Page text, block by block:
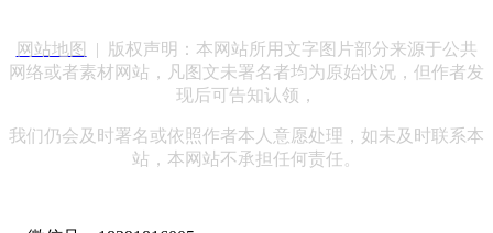
网站地图
| 版权声明：本网站所用文字图片部分来源于公共
网络或者素材网站，凡图文未署名者均为原始状况，但作者发
现后可告知认领，
我们仍会及时署名或依照作者本人意愿处理，如未及时联系本
站，本网站不承担任何责任。